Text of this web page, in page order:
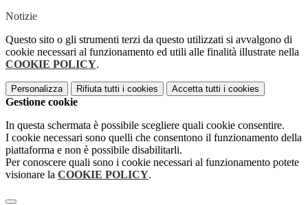
Notizie
Questo sito o gli strumenti terzi da questo utilizzati si avvalgono di
cookie necessari al funzionamento ed utili alle finalità illustrate nella
COOKIE POLICY.
Personalizza Rifiuta tutti i cookies Accetta tutti i cookies
Gestione cookie
In questa schermata è possibile scegliere quali cookie consentire.
I cookie necessari sono quelli che consentono il funzionamento della
piattaforma e non è possibile disabilitarli.
Per conoscere quali sono i cookie necessari al funzionamento potete
visionare la COOKIE POLICY.